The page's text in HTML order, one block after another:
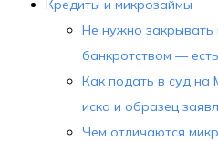
Кредиты и микрозаймы
Не нужно закрывать
банкротством —
Как подать в суд на
иска и образец
Чем отличаются